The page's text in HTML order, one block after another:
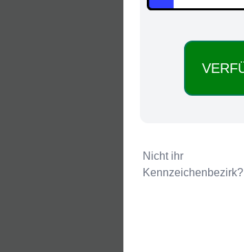
Nicht ihr
Kennzeichenbezirk?